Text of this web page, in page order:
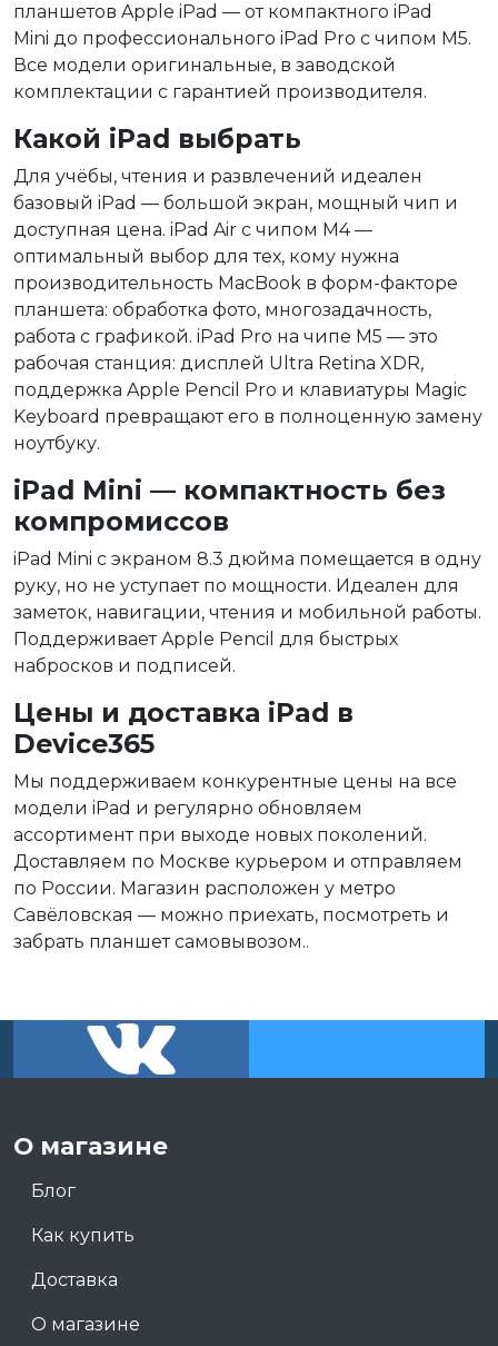
планшетов Apple iPad — от компактного iPad
Mini до профессионального iPad Pro с чипом M5.
Все модели оригинальные, в заводской
комплектации с гарантией производителя.
Какой iPad выбрать
Для учёбы, чтения и развлечений идеален
базовый iPad — большой экран, мощный чип и
доступная цена. iPad Air с чипом M4 —
оптимальный выбор для тех, кому нужна
производительность MacBook в форм-факторе
планшета: обработка фото, многозадачность,
работа с графикой. iPad Pro на чипе M5 — это
рабочая станция: дисплей Ultra Retina XDR,
поддержка Apple Pencil Pro и клавиатуры Magic
Keyboard превращают его в полноценную замену
ноутбуку.
iPad Mini — компактность без
компромиссов
iPad Mini с экраном 8.3 дюйма помещается в одну
руку, но не уступает по мощности. Идеален для
заметок, навигации, чтения и мобильной работы.
Поддерживает Apple Pencil для быстрых
набросков и подписей.
Цены и доставка iPad в
Device365
Мы поддерживаем конкурентные цены на все
модели iPad и регулярно обновляем
ассортимент при выходе новых поколений.
Доставляем по Москве курьером и отправляем
по России. Магазин расположен у метро
Савёловская — можно приехать, посмотреть и
забрать планшет самовывозом..
О магазине
Блог
Как купить
Доставка
О магазине